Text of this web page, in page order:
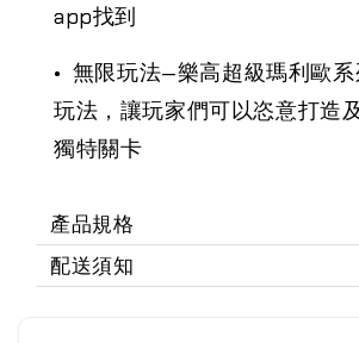
app找到
• 無限玩法—樂高超級瑪利歐
玩法，讓玩家們可以恣意打造
獨特關卡
產品規格
配送須知